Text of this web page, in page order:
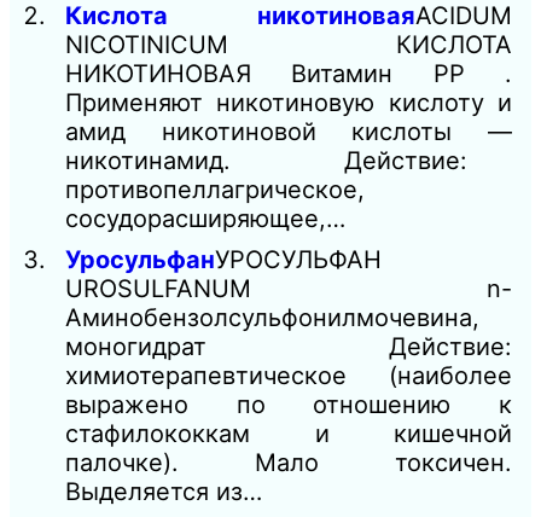
Кислота никотиноваяACIDUM
NICOTINICUM КИСЛОТА
НИКОТИНОВАЯ Витамин РР .
Применяют никотиновую кислоту и
амид никотиновой кислоты —
никотинамид. Действие:
противопеллагрическое,
сосудорасширяющее,…
УросульфанУРОСУЛЬФАН
UROSULFANUM n-
Аминобензолсульфонилмочевина,
моногидрат Действие:
химиотерапевтическое (наиболее
выражено по отношению к
стафилококкам и кишечной
палочке). Мало токсичен.
Выделяется из…